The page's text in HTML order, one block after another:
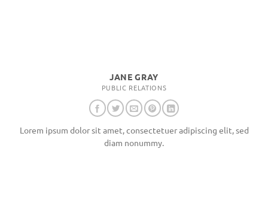
JANE GRAY
PUBLIC RELATIONS
Lorem ipsum dolor sit amet, consectetuer adipiscing elit, sed
diam nonummy.